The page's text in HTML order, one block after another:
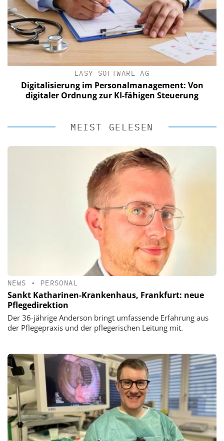
EASY SOFTWARE AG
Digitalisierung im Personalmanagement: Von
digitaler Ordnung zur KI-fähigen Steuerung
MEIST GELESEN
NEWS • PERSONAL
Sankt Katharinen-Krankenhaus, Frankfurt: neue
Pflegedirektion
Der 36-jährige Anderson bringt umfassende Erfahrung aus
der Pflegepraxis und der pflegerischen Leitung mit.